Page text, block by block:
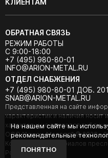
КЛИЕНТАМ
ОБРАТНАЯ СВЯЗЬ
РЕЖИМ РАБОТЫ
С 9:00-18:00
+7 (495) 980-80-01
INFO@ARION-METAL.RU
ОТДЕЛ СНАБЖЕНИЯ
+7 (495) 980-80-01 ДОБ. 201
SNAB@ARION-METAL.RU
Представленная на сайте
характеристик и наличия
характер и не является
ООО "Арион-Металл" © 2020 -
Копирование материалов
РФ).
На нашем сайте мы
рекомендательные
ПОНЯТНО